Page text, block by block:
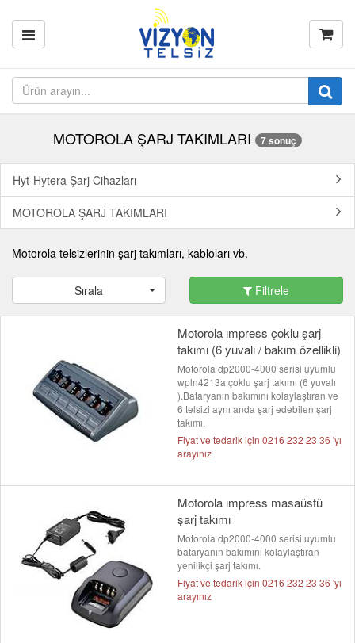
MOTOROLA ŞARJ TAKIMLARI 7 sonuç
Hyt-Hytera Şarj Cihazları
MOTOROLA ŞARJ TAKIMLARI
Motorola telsizlerinin şarj takımları, kabloları vb.
Sırala Filtrele
Motorola ımpress çoklu şarj
takımı (6 yuvalı / bakım özellikli)
Motorola dp2000-4000 serisi uyumlu
wpln4213a çoklu şarj takımı (6 yuvalı
).Bataryanın bakımını kolaylaştıran ve
6 telsizi aynı anda şarj edebilen şarj
takımı.
Fiyat ve tedarik için 0216 232 23 36 'yı
arayınız
Motorola ımpress masaüstü
şarj takımı
Motorola dp2000-4000 serisi uyumlu
bataryanın bakımını kolaylaştıran
yenilikçi şarj takımı.
Fiyat ve tedarik için 0216 232 23 36 'yı
arayınız